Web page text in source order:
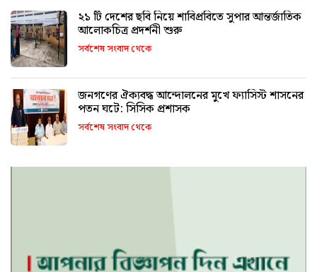
২১ টি দেশের ছবি নিয়ে শাবিপ্রবিতে সুপার আন্তর্জাতিক
আলোকচিত্র প্রদর্শনী শুরু
সর্বশেষ সংবাদ থেকে
জনগণের ঐক্যবদ্ধ আন্দোলনের মুখে ফ্যাসিস্ট শাসনের
পতন ঘটে: সিসিক প্রশাসক
সর্বশেষ সংবাদ থেকে